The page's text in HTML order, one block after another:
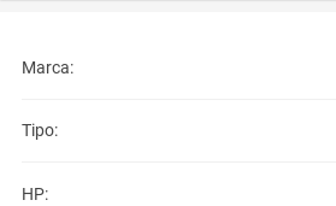
Marca:
Tipo:
HP: